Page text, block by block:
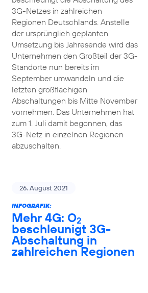
3G-Netzes in zahlreichen
Regionen Deutschlands. Anstelle
der ursprünglich geplanten
Umsetzung bis Jahresende wird das
Unternehmen den Großteil der 3G-
Standorte nun bereits im
September umwandeln und die
letzten großflächigen
Abschaltungen bis Mitte November
vornehmen. Das Unternehmen hat
zum 1. Juli damit begonnen, das
3G-Netz in einzelnen Regionen
abzuschalten.
26. August 2021
INFOGRAFIK:
Mehr 4G: O2
beschleunigt 3G-
Abschaltung in
zahlreichen Regionen